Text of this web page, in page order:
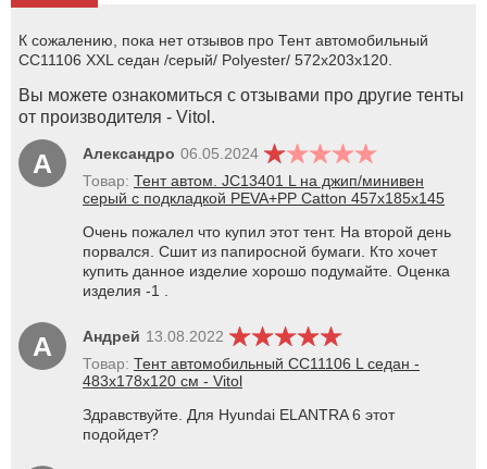
К сожалению, пока нет отзывов про Тент автомобильный
CC11106 XXL седан /серый/ Polyester/ 572х203х120.
Вы можете ознакомиться с отзывами про другие тенты
от производителя - Vitol.
А Александро 06.05.2024
Товар: Тент автом. JC13401 L на джип/минивен
серый с подкладкой PEVA+PP Catton 457х185х145
Очень пожалел что купил этот тент. На второй день
порвался. Сшит из папиросной бумаги. Кто хочет
купить данное изделие хорошо подумайте. Оценка
изделия -1 .
А Андрей 13.08.2022
Товар: Тент автомобильный CC11106 L седан -
483х178х120 см - Vitol
Здравствуйте. Для Hyundai ELANTRA 6 этот
подойдет?